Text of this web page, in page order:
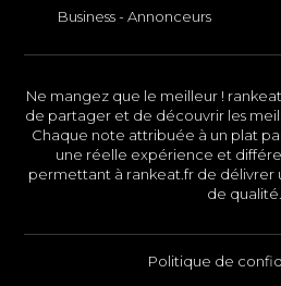
Business - Annonceurs
Ne mangez que le meilleur !
de partager et de découvrir les
Chaque note attribuée à un plat
une réelle expérience et
permettant à rankeat.fr de
de qualité.
Politique de